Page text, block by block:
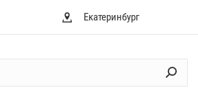
Екатеринбург